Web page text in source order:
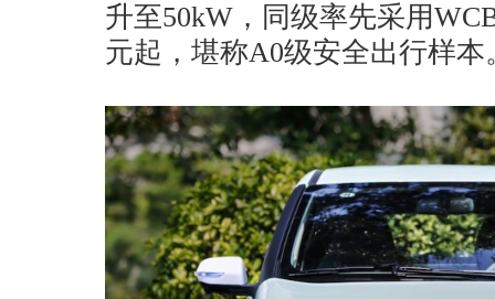
升至50kW，同级率先采用
元起，堪称A0级安全出行样本